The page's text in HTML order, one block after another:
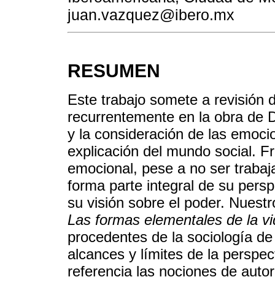
juan.vazquez@ibero.mx
RESUMEN
Este trabajo somete a revisión
recurrentemente en la obra de
y la consideración de las
explicación del mundo social.
emocional, pese a no ser
forma parte integral de su
su visión sobre el poder.
Las formas elementales de la
procedentes de la sociología
alcances y límites de la
referencia las nociones de